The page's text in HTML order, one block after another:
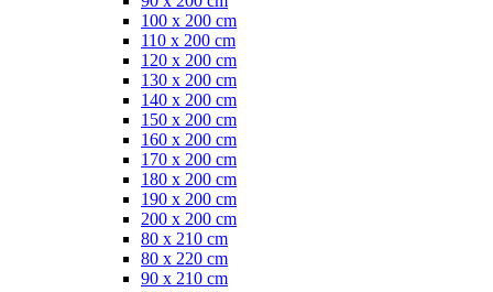
100 x 200 cm
110 x 200 cm
120 x 200 cm
130 x 200 cm
140 x 200 cm
150 x 200 cm
160 x 200 cm
170 x 200 cm
180 x 200 cm
190 x 200 cm
200 x 200 cm
80 x 210 cm
80 x 220 cm
90 x 210 cm